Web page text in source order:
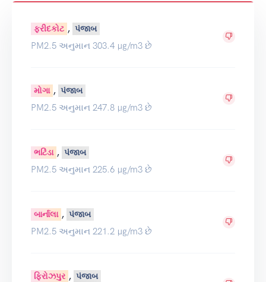
ફરીદકોટ , પંજાબ
PM2.5 અનુમાન 303.4 µg/m3 છે
મોગા , પંજાબ
PM2.5 અનુમાન 247.8 µg/m3 છે
ભટિંડા , પંજાબ
PM2.5 અનુમાન 225.6 µg/m3 છે
બાર્નાલા , પંજાબ
PM2.5 અનુમાન 221.2 µg/m3 છે
ફિરોઝપુર , પંજાબ